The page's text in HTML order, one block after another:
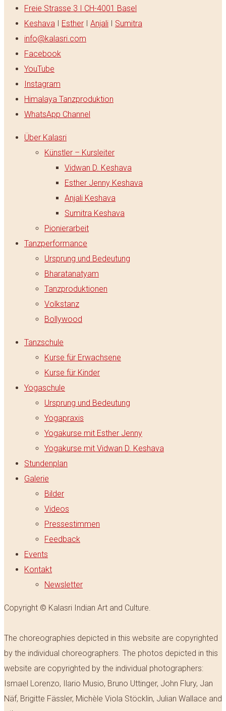
Freie Strasse 3 I CH-4001 Basel
Keshava
Esther Anjali
Sumitra
info@kalasri.com
Facebook
YouTube
Instagram
Himalaya Tanzproduktion
WhatsApp Channel
Über Kalasri
Künstler – Kursleiter
Vidwan D. Keshava
Esther Jenny Keshava
Anjali Keshava
Sumitra Keshava
Pionierarbeit
Tanzperformance
Ursprung und Bedeutung
Bharatanatyam
Tanzproduktionen
Volkstanz
Bollywood
Tanzschule
Kurse für Erwachsene
Kurse für Kinder
Yogaschule
Ursprung und Bedeutung
Yogapraxis
Yogakurse mit Esther Jenny
Yogakurse mit Vidwan D. Keshava
Stundenplan
Galerie
Bilder
Videos
Pressestimmen
Feedback
Events
Kontakt
Newsletter
Copyright © Kalasri Indian Art and Culture.
The choreographies depicted in this website are copyrighted
by the individual choreographers. The photos depicted in this
website are copyrighted by the individual photographers:
Ismael Lorenzo, Ilario Musio, Bruno Uttinger, John Flury, Jan
Näf, Brigitte Fässler, Michèle Viola Stöcklin, Julian Wallace and